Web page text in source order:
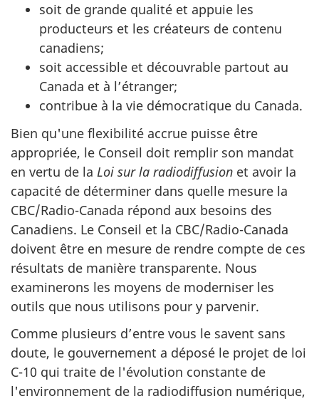
soit de grande qualité et appuie les
producteurs et les créateurs de contenu
canadiens;
soit accessible et découvrable partout au
Canada et à l’étranger;
contribue à la vie démocratique du Canada.
Bien qu'une flexibilité accrue puisse être
appropriée, le Conseil doit remplir son mandat
en vertu de la Loi sur la radiodiffusion et avoir la
capacité de déterminer dans quelle mesure la
CBC/Radio-Canada répond aux besoins des
Canadiens. Le Conseil et la CBC/Radio-Canada
doivent être en mesure de rendre compte de ces
résultats de manière transparente. Nous
examinerons les moyens de moderniser les
outils que nous utilisons pour y parvenir.
Comme plusieurs d’entre vous le savent sans
doute, le gouvernement a déposé le projet de loi
C-10 qui traite de l'évolution constante de
l'environnement de la radiodiffusion numérique,